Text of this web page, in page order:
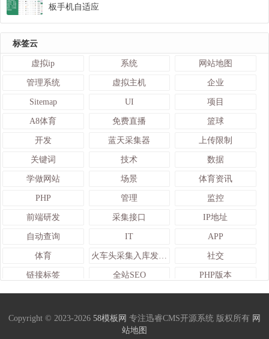
板手机自适应
标签云
虚拟ip 系统 网站地图
管理系统 虚拟主机 企业
Sitemap UI 项目
A8体育 免费直播 篮球
开发 蓝天采集器 上传限制
关键词 技术 数据
学做网站 场景 体育资讯
PHP 管理 监控
前端研发 采集接口 IP地址
自动查询 IT APP
体育 火车头采集入库发布接口 社交
链接标签 全站SEO PHP版本
web 足球资讯 迅睿
火车头采集 变量标签 采集数据
直播吧
Copyright © 2023-2026 58模板网 专注迅睿CMS开源系统 版权所有 网
站地图